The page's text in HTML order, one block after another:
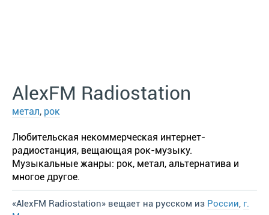
AlexFM Radiostation
метал, рок
Любительская некоммерческая интернет-
радиостанция, вещающая рок-музыку.
Музыкальные жанры: рок, метал, альтернатива и
многое другое.
«AlexFM Radiostation» вещает на русском из России, г.